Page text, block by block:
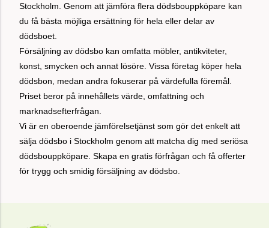
Stockholm. Genom att jämföra flera dödsbouppköpare kan
du få bästa möjliga ersättning för hela eller delar av
dödsboet.
Försäljning av dödsbo kan omfatta möbler, antikviteter,
konst, smycken och annat lösöre. Vissa företag köper hela
dödsbon, medan andra fokuserar på värdefulla föremål.
Priset beror på innehållets värde, omfattning och
marknadsefterfrågan.
Vi är en oberoende jämförelsetjänst som gör det enkelt att
sälja dödsbo i Stockholm genom att matcha dig med seriösa
dödsbouppköpare. Skapa en gratis förfrågan och få offerter
för trygg och smidig försäljning av dödsbo.